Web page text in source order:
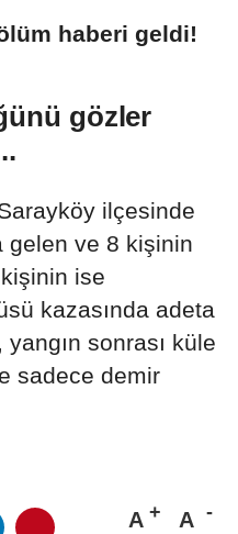
haberi geldi!
gözler
ilçesinde
gelen ve 8 kişinin
ise
kazasında adeta
sonrası küle
sadece demir
A A